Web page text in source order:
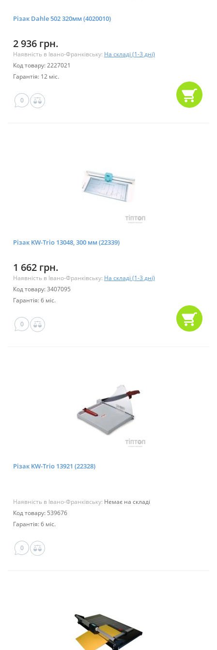
Різак Dahle 502 320мм (4020010)
2 936 грн.
Наявність в Івано-Франківську: На складі (1-3 дні)
Код товару: 2227021
Гарантія: 12 міс.
0
Різак KW-Trio 13048, 300 мм (22339)
1 662 грн.
Наявність в Івано-Франківську: На складі (1-3 дні)
Код товару: 3407095
Гарантія: 6 міс.
0
Різак KW-Trio 13921 (22328)
Наявність в Івано-Франківську: Немає на складі
Код товару: 539676
Гарантія: 6 міс.
0